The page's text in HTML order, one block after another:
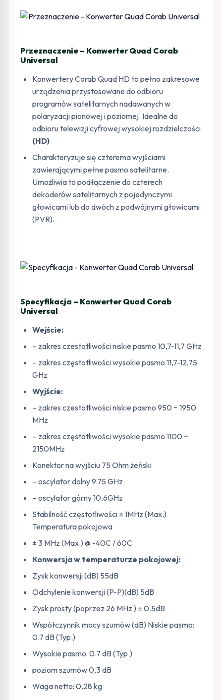
Przeznaczenie – Konwerter Quad Corab
Universal
Konwertery Corab Quad HD to pełno zakresowe
urządzenia przystosowane do odbioru
programów satelitarnych nadawanych w
polaryzacji pionowej i poziomej. Idealne do
odbioru telewizji cyfrowej wysokiej rozdzielczości
(HD)
Charakteryzuje się czterema wyjściami
zawierającymi pełne pasmo satelitarne.
Umożliwia to podłączenie do czterech
dekoderów satelitarnych z pojedynczymi
głowicami lub do dwóch z podwójnymi głowicami
(PVR).
Specyfikacja – Konwerter Quad Corab
Universal
Wejście:
– zakres czestotliwości niskie pasmo 10,7-11,7 GHz
– zakres częstotliwości wysokie pasmo 11,7-12,75
GHz
Wyjście:
– zakres czestotliwości niskie pasmo 950 ~ 1950
MHz
– zakres częstotliwości wysokie pasmo 1100 ~
2150MHz
Konektor na wyjściu 75 Ohm żeński
– oscylator dolny 9.75 GHz
– oscylator górny 10.6GHz
Stabilność częstotliwości ± 1MHz (Max.)
Temperatura pokojowa
± 3 MHz (Max.) @ -40C / 60C
Konwersja w temperaturze pokojowej:
Zysk konwersji (dB) 55dB
Odchylenie konwersji (P-P)(dB) 5dB
Zysk prosty (poprzez 26 MHz ) ± 0.5dB
Współczynnik mocy szumów (dB) Niskie pasmo:
0.7 dB (Typ.)
Wysokie pasmo: 0.7 dB (Typ.)
poziom szumów 0,3 dB
Waga netto: 0,28 kg